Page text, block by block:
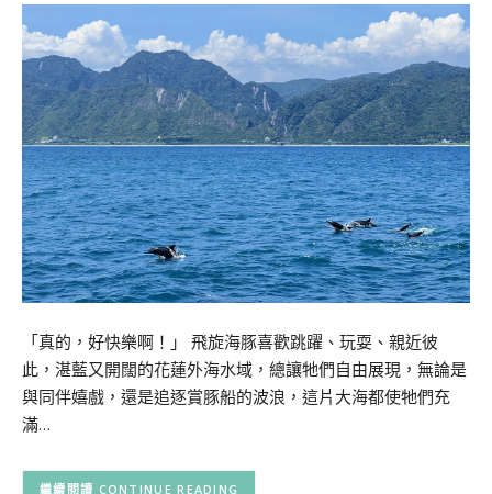
「真的，好快樂啊！」 飛旋海豚喜歡跳躍、玩耍、親近彼
此，湛藍又開闊的花蓮外海水域，總讓牠們自由展現，無論是
與同伴嬉戲，還是追逐賞豚船的波浪，這片大海都使牠們充
滿…
CONTINUE READING